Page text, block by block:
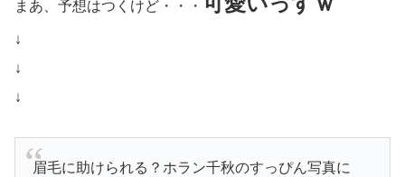
まあ、予想はつくけど・・・
↓
↓
↓
眉毛に助けられる？ホラン千秋のすっぴん写真に